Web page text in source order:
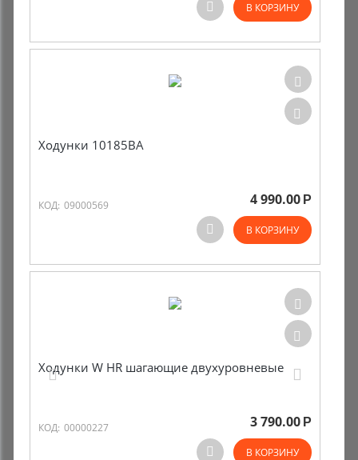
В КОРЗИНУ
Ходунки 10185BА
КОД: 09000569 4 990.00 Р
В КОРЗИНУ
Ходунки W HR шагающие двухуровневые
КОД: 00000227 3 790.00 Р
В КОРЗИНУ